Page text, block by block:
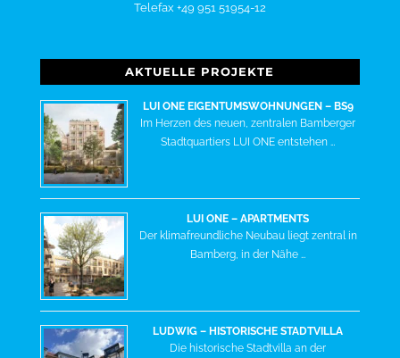
Telefax +49 951 51954-12
AKTUELLE PROJEKTE
LUI ONE EIGENTUMSWOHNUNGEN – BS9
Im Herzen des neuen, zentralen Bamberger
Stadtquartiers LUI ONE entstehen …
LUI ONE – APARTMENTS
Der klimafreundliche Neubau liegt zentral in
Bamberg, in der Nähe …
LUDWIG – HISTORISCHE STADTVILLA
Die historische Stadtvilla an der